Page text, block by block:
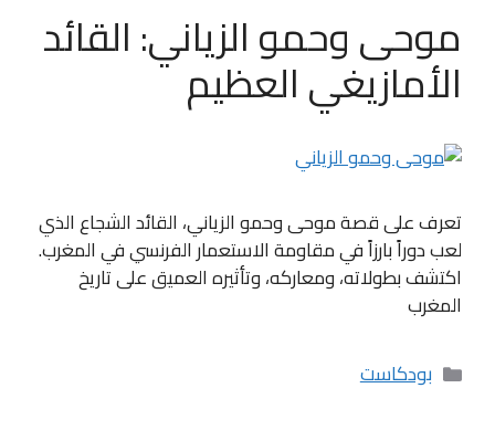
موحى وحمو الزياني: القائد
الأمازيغي العظيم
تعرف على قصة موحى وحمو الزياني، القائد الشجاع الذي
لعب دوراً بارزاً في مقاومة الاستعمار الفرنسي في المغرب.
اكتشف بطولاته، ومعاركه، وتأثيره العميق على تاريخ
المغرب
التصنيفات
بودكاست